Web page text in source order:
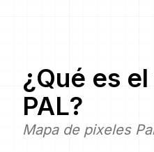
¿Qué es
PAL?
Mapa de pixeles